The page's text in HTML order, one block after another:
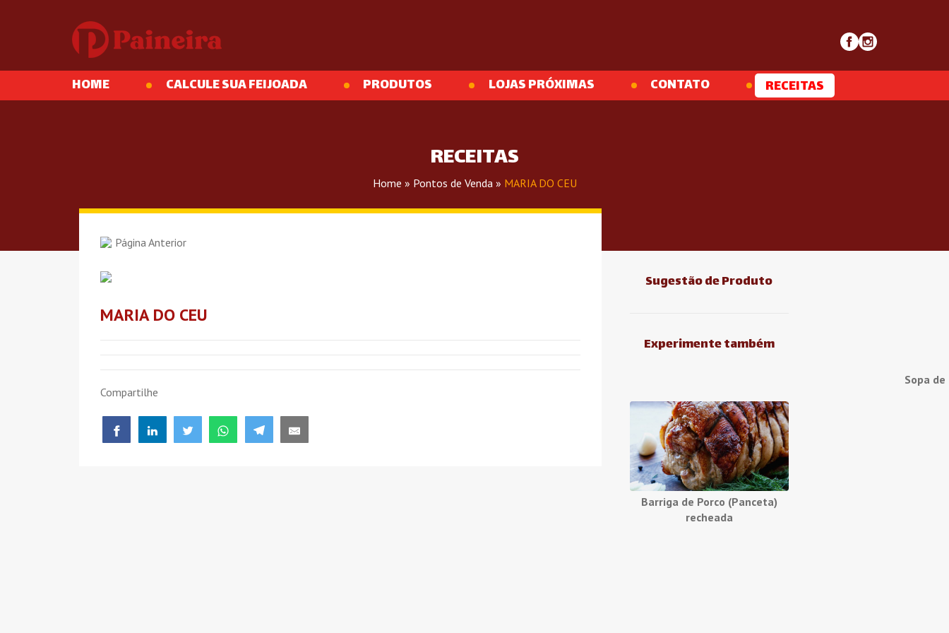
HOME CALCULE SUA FEIJOADA PRODUTOS LOJAS PRÓXIMAS CONTATO RECEITAS
RECEITAS
Home » Pontos de Venda » MARIA DO CEU
Página Anterior
MARIA DO CEU
Compartilhe
Sugestão de Produto
Experimente também
Sopa
Barriga de Porco (Panceta)
recheada